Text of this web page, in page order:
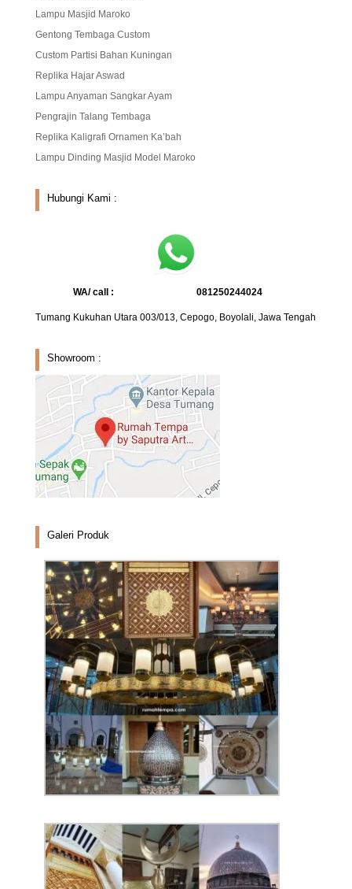
Lampu Masjid Maroko
Gentong Tembaga Custom
Custom Partisi Bahan Kuningan
Replika Hajar Aswad
Lampu Anyaman Sangkar Ayam
Pengrajin Talang Tembaga
Replika Kaligrafi Ornamen Ka’bah
Lampu Dinding Masjid Model Maroko
Hubungi Kami :
WA/ call : 081250244024
Tumang Kukuhan Utara 003/013, Cepogo, Boyolali, Jawa Tengah
Showroom :
Galeri Produk